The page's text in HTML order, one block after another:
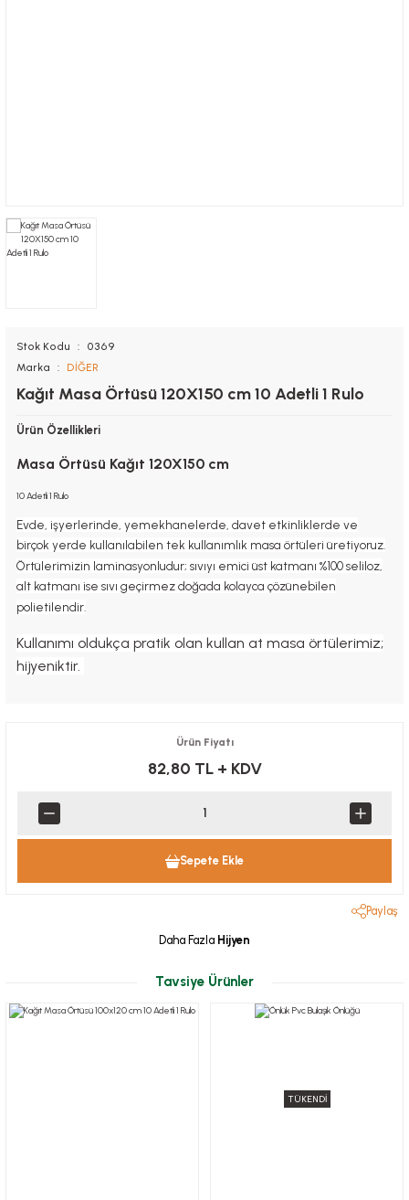
Stok Kodu
0369
Marka
DİĞER
Kağıt Masa Örtüsü 120X150 cm 10 Adetli 1 Rulo
Ürün Özellikleri
Masa Örtüsü Kağıt 120X150 cm
10 Adetli 1 Rulo
Evde, işyerlerinde, yemekhanelerde, davet etkinliklerde ve
birçok yerde kullanılabilen tek kullanımlık masa örtüleri üretiyoruz.
Örtülerimizin laminasyonludur; sıvıyı emici üst katmanı %100 seliloz,
alt katmanı ise sıvı geçirmez doğada kolayca çözünebilen
polietilendir.
Kullanımı oldukça pratik olan kullan at masa örtülerimiz;
hijyeniktir.
Ürün Fiyatı
82,80 TL + KDV
Sepete Ekle
Paylaş
Daha Fazla Hijyen
Tavsiye Ürünler
TÜKENDİ